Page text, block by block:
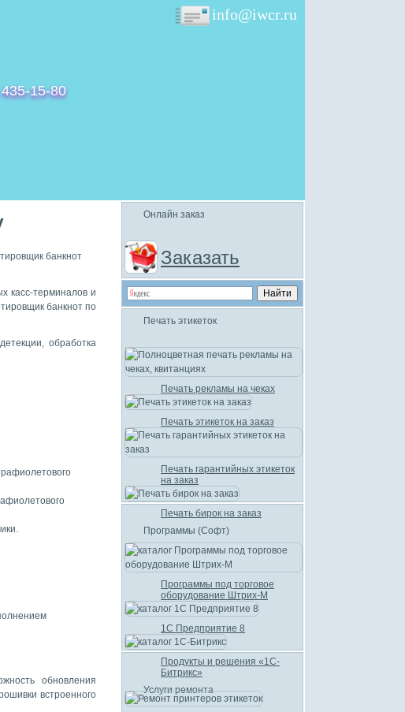
info@iwcr.ru
15-80
банкнот
касс-терминалов и
банкнот по
обработка
обновления
встроенного
Онлайн заказ
Заказать
Печать этикеток
Печать рекламы на чеках
Печать этикеток на заказ
Печать гарантийных этикеток
на заказ
Печать бирок на заказ
Программы (Софт)
Программы под торговое
оборудование Штрих-М
1С Предприятие 8
Продукты и решения «1С-
Битрикс»
Услуги ремонта